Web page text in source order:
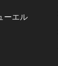
ーエル